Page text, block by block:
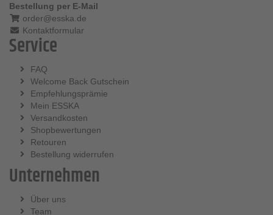
Bestellung per E-Mail
order@esska.de
Kontaktformular
Service
FAQ
Welcome Back Gutschein
Empfehlungsprämie
Mein ESSKA
Versandkosten
Shopbewertungen
Retouren
Bestellung widerrufen
Unternehmen
Über uns
Team